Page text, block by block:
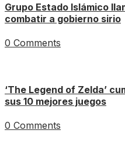
Grupo Estado Islámico
combatir a gobierno sirio
0 Comments
‘The Legend of Zelda’
sus 10 mejores juegos
0 Comments